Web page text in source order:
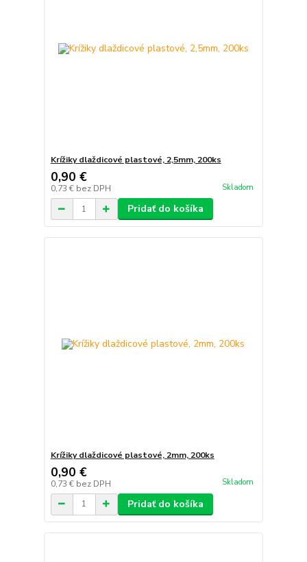
Krížiky dlaždicové plastové, 2,5mm, 200ks
0,90 €
0,73 € bez DPH Skladom
Pridať do košíka
Krížiky dlaždicové plastové, 2mm, 200ks
0,90 €
0,73 € bez DPH Skladom
Pridať do košíka